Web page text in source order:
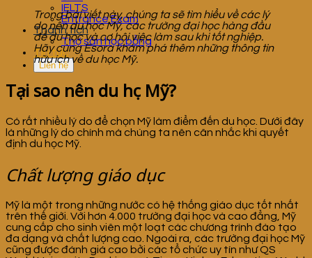
IELTS
Entrance Exam
Thành tích
Thợ săn học bổng
Tin tức
Liên hệ
Trong bài viết này, chúng ta sẽ tìm hiểu về các lý
do nên du học Mỹ, các trường đại học hàng đầu
để du học và cơ hội việc làm sau khi tốt nghiệp.
Hãy cùng Esora khám phá thêm những thông tin
hữu ích về du học Mỹ.
Tại sao nên du học Mỹ?
Có rất nhiều lý do để chọn Mỹ làm điểm đến du học. Dưới đây
là những lý do chính mà chúng ta nên cân nhắc khi quyết
định du học Mỹ.
Chất lượng giáo dục
Mỹ là một trong những nước có hệ thống giáo dục tốt nhất
trên thế giới. Với hơn 4.000 trường đại học và cao đẳng, Mỹ
cung cấp cho sinh viên một loạt các chương trình đào tạo
đa dạng và chất lượng cao. Ngoài ra, các trường đại học Mỹ
cũng được đánh giá cao bởi các tổ chức uy tín như QS